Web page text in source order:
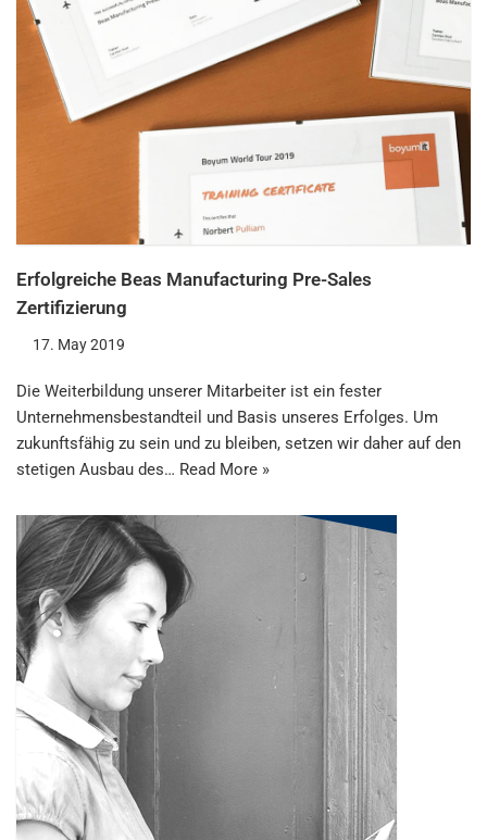
Erfolgreiche Beas Manufacturing Pre-Sales
Zertifizierung
17. May 2019
Die Weiterbildung unserer Mitarbeiter ist ein fester
Unternehmensbestandteil und Basis unseres Erfolges. Um
zukunftsfähig zu sein und zu bleiben, setzen wir daher auf den
stetigen Ausbau des… Read More »